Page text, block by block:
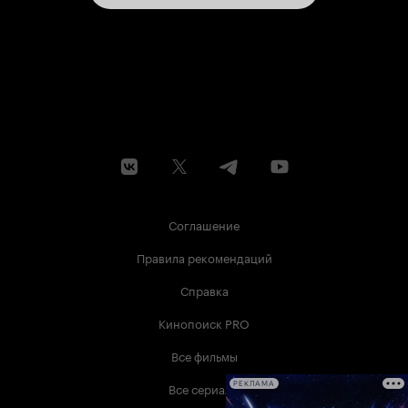
Соглашение
Правила рекомендаций
Справка
Кинопоиск PRO
Все фильмы
Все сериалыРЕКЛАМА